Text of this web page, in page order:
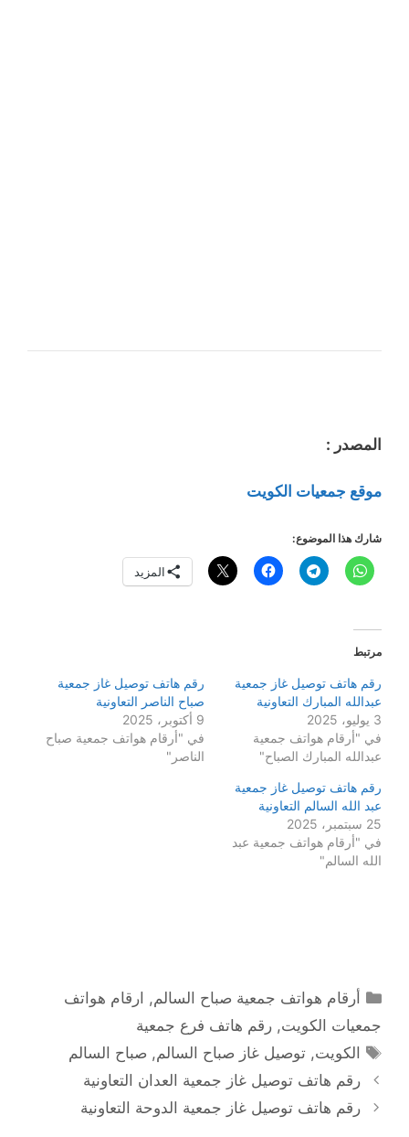
المصدر :
موقع جمعيات الكويت
شارك هذا الموضوع:
المزيد
مرتبط
رقم هاتف توصيل غاز جمعية
عبدالله المبارك التعاونية
3 يوليو، 2025
في "أرقام هواتف جمعية
عبدالله المبارك الصباح"
رقم هاتف توصيل غاز جمعية
صباح الناصر التعاونية
9 أكتوبر، 2025
في "أرقام هواتف جمعية صباح
الناصر"
رقم هاتف توصيل غاز جمعية
عبد الله السالم التعاونية
25 سبتمبر، 2025
في "أرقام هواتف جمعية عبد
الله السالم"
التصنيفات
أرقام هواتف جمعية صباح السالم, ارقام هواتف
جمعيات الكويت, رقم هاتف فرع جمعية
الوسوم
الكويت,توصيل غاز صباح السالم, صباح السالم
رقم هاتف توصيل غاز جمعية العدان التعاونية
رقم هاتف توصيل غاز جمعية الدوحة التعاونية